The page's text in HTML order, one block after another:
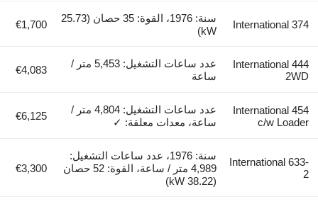
International
سنة: 1976، القوة: 35 حصان (25.73
kW)
€1,700
International
عدد ساعات التشغيل: 5,453 متر /
ساعة
€4,083
International
c/w
عدد ساعات التشغيل: 4,804 متر /
ساعة، معدات معلقة: ✓
€6,125
International
سنة: 1976، عدد ساعات التشغيل:
4,989 متر / ساعة، القوة: 52 حصان
€3,300